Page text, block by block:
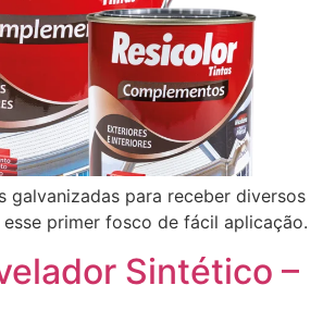
galvanizadas para receber diversos
primer fosco de fácil aplicação.
Sintético –